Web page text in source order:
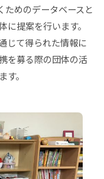
めのデータベースと
提案を行います。
じて得られた情報に
を募る際の団体の活
。